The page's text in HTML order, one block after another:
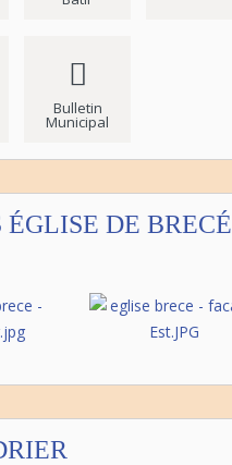
Bulletin
Municipal
ÉGLISE DE BRECÉ